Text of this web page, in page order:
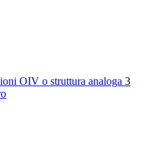
OIV o struttura analoga 3